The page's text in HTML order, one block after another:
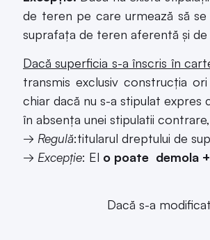
de teren pe care urmează să
suprafața de teren aferentă și
Dacă superficia s-a înscris în
transmis exclusiv construcția
chiar dacă nu s-a stipulat expres
în absența unei stipulatii contrare,
→ Regulă:titularul dreptului de
→ Excepție: El o poate demola
Dacă s-a